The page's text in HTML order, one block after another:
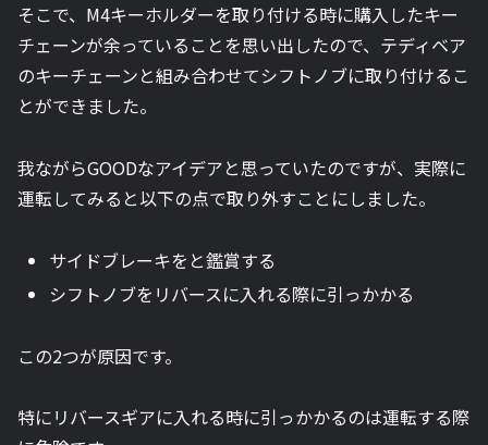
そこで、M4キーホルダーを取り付ける時に購入したキー
チェーンが余っていることを思い出したので、テディベア
のキーチェーンと組み合わせてシフトノブに取り付けるこ
とができました。
我ながらGOODなアイデアと思っていたのですが、実際に
運転してみると以下の点で取り外すことにしました。
サイドブレーキをと鑑賞する
シフトノブをリバースに入れる際に引っかかる
この2つが原因です。
特にリバースギアに入れる時に引っかかるのは運転する際